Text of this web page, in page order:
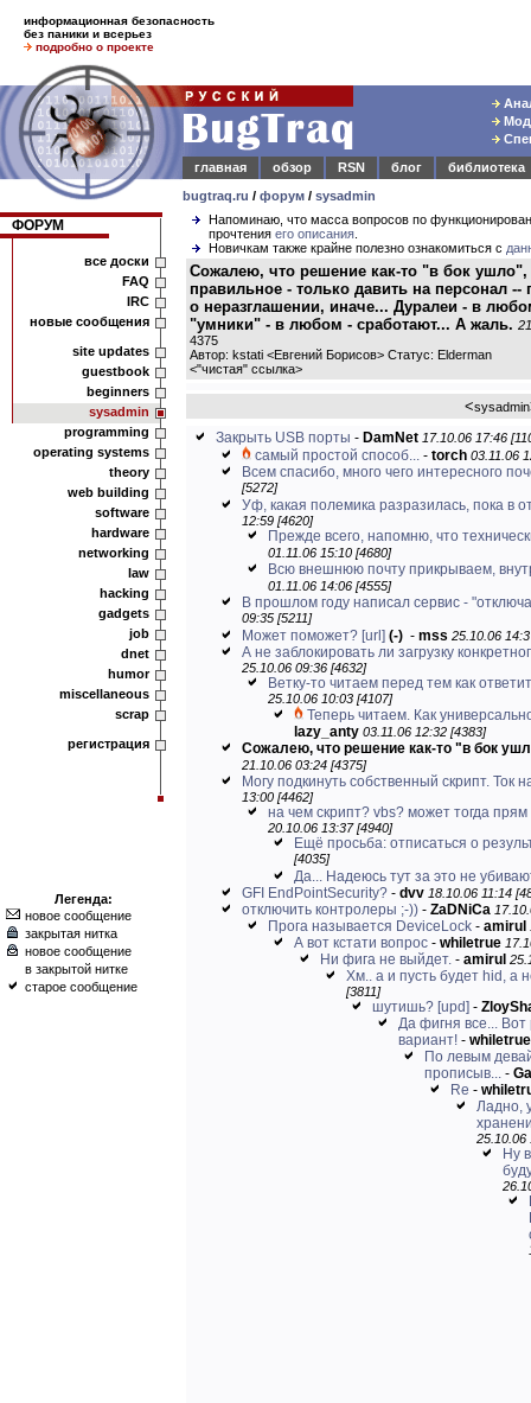
информационная безопасность
без паники и всерьез
подробно о проекте
главная
обзор RSN блог
библиотека
bugtraq.ru / форум / sysadmin
ФОРУМ
все доски
FAQ
IRC
новые сообщения
site updates
guestbook
beginners
sysadmin
programming
operating systems
theory
web building
software
hardware
networking
law
hacking
gadgets
job
dnet
humor
miscellaneous
scrap
регистрация
Легенда:
новое сообщение
закрытая нитка
новое сообщение
в закрытой нитке
старое сообщение
Напоминаю, что масса вопросов по
прочтения его описания
Новичкам также крайне полезно ознакомиться с
Сожалею, что решение как-то "в бок
правильное - только давить на персонал
о неразглашении, иначе... Дуралеи - в
"умники" - в любом - сработают... А жаль.
4375
Автор: kstati <Евгений Борисов> Статус: Elderman
<"чистая" ссылка>
<sysadmin
Закрыть USB порты - DamNet 17.10.06 17:46
самый простой способ... - torch 03.11.06
Всем спасибо, много чего интересного
[5272]
Уф, какая полемика разразилась, пока в
12:59 [4620]
Прежде всего, напомню, что
01.11.06 15:10 [4680]
Всю внешнюю почту прикрываем,
01.11.06 14:06 [4555]
В прошлом году написал сервис -
09:35 [5211]
Может поможет? [url] (-) - mss 25.10.06
А не заблокировать ли загрузку
25.10.06 09:36 [4632]
Ветку-то читаем перед тем как
25.10.06 10:03 [4107]
Теперь читаем. Как
lazy_anty 03.11.06 12:32 [4383]
Сожалею, что решение как-то "в бок
21.10.06 03:24 [4375]
Могу подкинуть собственный скрипт. Ток
13:00 [4462]
на чем скрипт? vbs? может тогда
20.10.06 13:37 [4940]
Ещё просьба: отписаться о
[4035]
Да... Надеюсь тут за это не
GFI EndPointSecurity? - dvv 18.10.06 11:14
отключить контролеры ;-)) - ZaDNiCa
Прога называется DeviceLock - amirul
А вот кстати вопрос - whiletrue
Ни фига не выйдет. - amirul
Хм.. а и пусть будет hid, а
[3811]
шутишь? [upd] -
Да фигня все...
вариант! - whiletrue
По левым
прописыв... -
Re -
Ладно,
25.10.06
Ну